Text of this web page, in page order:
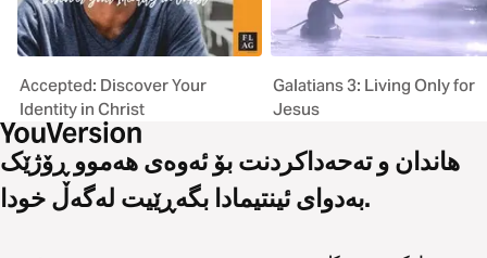
Accepted: Discover Your
Identity in Christ
Galatians 3: Living Only for
Jesus
هاندان و تەحەداکردنت بۆ ئەوەی هەموو ڕۆژێک
بەدوای ئینتیمادا بگەڕێیت لەگەڵ خودا.